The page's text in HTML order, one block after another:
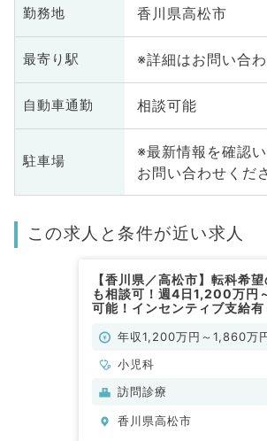
勤務地 香川県高松市
最寄り駅 ※詳細はお問い合
自動車通勤 相談可能
駐車場
※最新情報を確認
お問い合わせくだ
この求人と条件が近い求人
【香川県／高松市】転科希
も相談可！週4日1,200万円
可能！インセンティブ支給
インの訪問診療のお仕事です
年収1,200万円～1,860万
小児科
訪問診療
香川県高松市